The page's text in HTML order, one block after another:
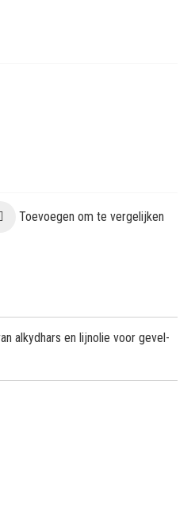
Toevoegen om te vergelijken
alkydhars en lijnolie voor gevel-